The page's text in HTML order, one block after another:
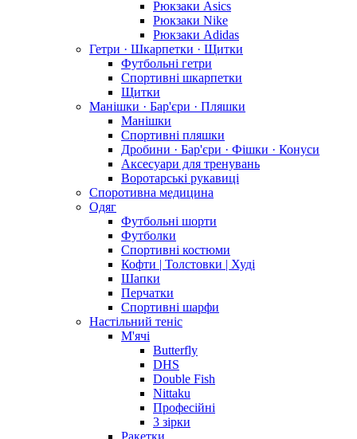
Рюкзаки Asics
Рюкзаки Nike
Рюкзаки Adidas
Гетри · Шкарпетки · Щитки
Футбольні гетри
Спортивні шкарпетки
Щитки
Манішки · Бар'єри · Пляшки
Манішки
Спортивні пляшки
Дробини · Бар'єри · Фішки · Конуси
Аксесуари для тренувань
Воротарські рукавиці
Споротивна медицина
Одяг
Футбольні шорти
Футболки
Спортивні костюми
Кофти | Толстовки | Худі
Шапки
Перчатки
Спортивні шарфи
Настільний теніс
М'ячі
Butterfly
DHS
Double Fish
Nittaku
Професійні
3 зірки
Ракетки